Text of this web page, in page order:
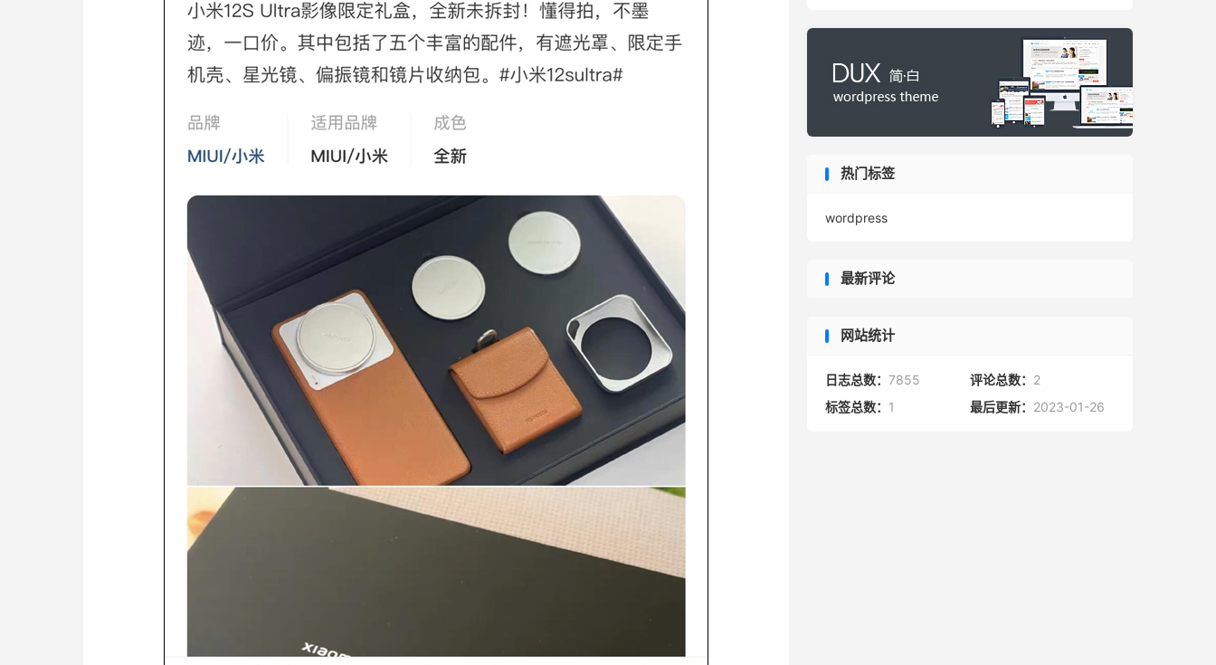
热门标签
wordpress
最新评论
网站统计
日志总数： 7855 评论总数： 2
标签总数： 1 最后更新： 2023-01-26